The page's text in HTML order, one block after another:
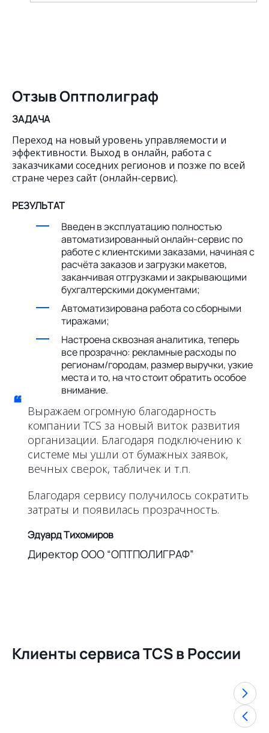
Отзыв Оптполиграф
ЗАДАЧА
Переход на новый уровень управляемости и
эффективности. Выход в онлайн, работа с
заказчиками соседних регионов и позже по всей
стране через сайт (онлайн-сервис).
РЕЗУЛЬТАТ
Введен в эксплуатацию полностью
автоматизированный онлайн-сервис по
работе с клиентскими заказами, начиная с
расчёта заказов и загрузки макетов,
заканчивая отгрузками и закрывающими
бухгалтерскими документами;
Автоматизирована работа со сборными
тиражами;
Настроена сквозная аналитика, теперь
все прозрачно: рекламные расходы по
регионам/городам, размер выручки, узкие
места и то, на что стоит обратить особое
внимание.
“ Выражаем огромную благодарность
компании TCS за новый виток развития
организации. Благодаря подключению к
системе мы ушли от бумажных заявок,
вечных сверок, табличек и т.п.
Благодаря сервису получилось сократить
затраты и появилась прозрачность.
Эдуард Тихомиров
Директор ООО “ОПТПОЛИГРАФ”
Клиенты сервиса TCS в России